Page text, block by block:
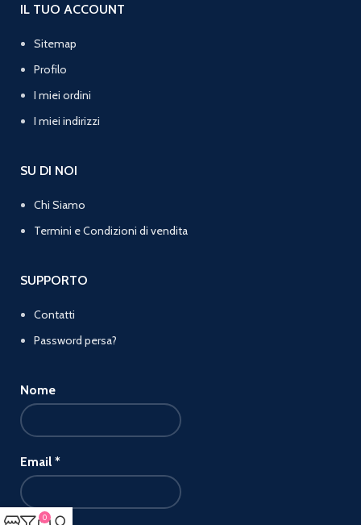
IL TUO ACCOUNT
Sitemap
Profilo
I miei ordini
I miei indirizzi
SU DI NOI
Chi Siamo
Termini e Condizioni di vendita
SUPPORTO
Contatti
Password persa?
Nome
Email *
0